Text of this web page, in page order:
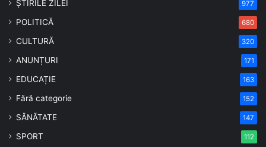
ȘTIRILE ZILEI 977
POLITICĂ 680
CULTURĂ 320
ANUNȚURI 171
EDUCAȚIE 163
Fără categorie 152
SĂNĂTATE 147
SPORT 112